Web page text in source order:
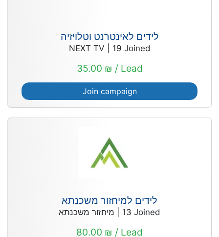
לידים לאינטרנט וטלויזיה
NEXT TV 19 Joined
35.00 ₪ / Lead
Join campaign
לידים למיחזור משכנתא
מיחזור משכנתא 13 Joined
80.00 ₪ / Lead